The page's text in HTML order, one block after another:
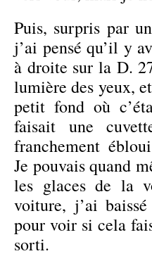
Puis, surpris par
j’ai pensé qu’il y
à droite sur la D.
lumière des yeux,
petit fond où
faisait une
franchement
Je pouvais quand
les glaces de la
voiture, j’ai
pour voir si cela
sorti.